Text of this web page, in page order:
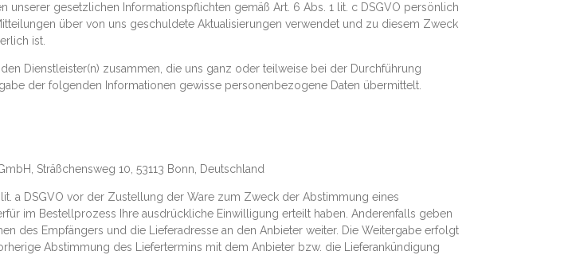
gesetzlichen Informationspflichten gemäß Art. 6 Abs. 1 lit. c DSGVO persönlich
über von uns geschuldete Aktualisierungen verwendet und zu diesem Zweck
ist.
Dienstleister(n) zusammen, die uns ganz oder teilweise bei der Durchführung
der folgenden Informationen gewisse personenbezogene Daten übermittelt.
Sträßchensweg 10, 53113 Bonn, Deutschland
a DSGVO vor der Zustellung der Ware zum Zweck der Abstimmung eines
im Bestellprozess Ihre ausdrückliche Einwilligung erteilt haben. Anderenfalls geben
des Empfängers und die Lieferadresse an den Anbieter weiter. Die Weitergabe erfolgt
Abstimmung des Liefertermins mit dem Anbieter bzw. die Lieferankündigung